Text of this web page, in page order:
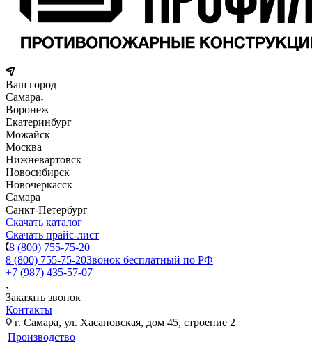
Ваш город
Самара
Воронеж
Екатеринбург
Можайск
Москва
Нижневартовск
Новосибирск
Новочеркасск
Самара
Санкт-Петербург
Скачать каталог
Скачать прайс-лист
8 (800) 755-75-20
8 (800) 755-75-20Звонок бесплатный по РФ
+7 (987) 435-57-07
Заказать звонок
Контакты
г. Самара, ул. Хасановская, дом 45, строение 2
Производство